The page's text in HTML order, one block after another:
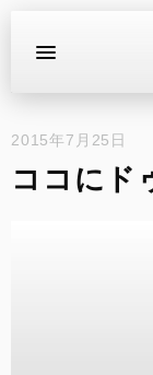
イベント
2015年7月25日
ココにド